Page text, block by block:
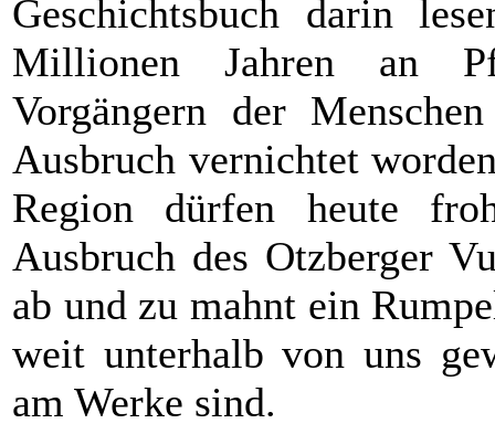
Geschichtsbuch darin
Millionen Jahren an
Vorgängern der
Ausbruch vernichtet
Region dürfen heute
Ausbruch des Otzberger
ab und zu mahnt ein
weit unterhalb von uns
am Werke sind.